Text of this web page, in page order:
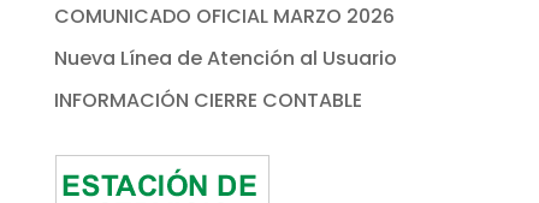
COMUNICADO OFICIAL MARZO 2026
Nueva Línea de Atención al Usuario
INFORMACIÓN CIERRE CONTABLE